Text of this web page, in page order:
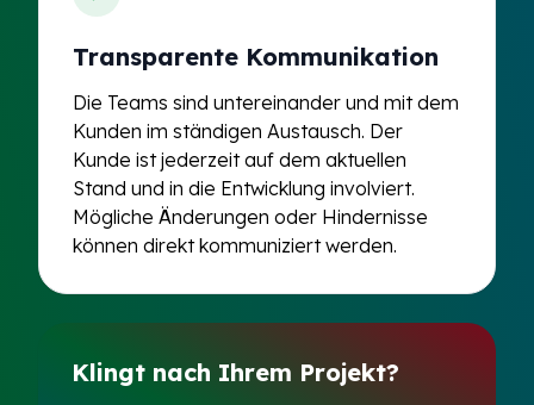
Transparente Kommunikation
Die Teams sind untereinander und mit dem
Kunden im ständigen Austausch. Der
Kunde ist jederzeit auf dem aktuellen
Stand und in die Entwicklung involviert.
Mögliche Änderungen oder Hindernisse
können direkt kommuniziert werden.
Klingt nach Ihrem Projekt?